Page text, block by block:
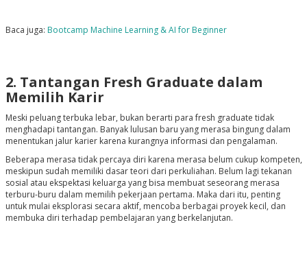
Baca juga: Bootcamp Machine Learning & AI for Beginner
2. Tantangan Fresh Graduate dalam
Memilih Karir
Meski peluang terbuka lebar, bukan berarti para fresh graduate tidak
menghadapi tantangan. Banyak lulusan baru yang merasa bingung dalam
menentukan jalur karier karena kurangnya informasi dan pengalaman.
Beberapa merasa tidak percaya diri karena merasa belum cukup kompeten,
meskipun sudah memiliki dasar teori dari perkuliahan. Belum lagi tekanan
sosial atau ekspektasi keluarga yang bisa membuat seseorang merasa
terburu-buru dalam memilih pekerjaan pertama. Maka dari itu, penting
untuk mulai eksplorasi secara aktif, mencoba berbagai proyek kecil, dan
membuka diri terhadap pembelajaran yang berkelanjutan.